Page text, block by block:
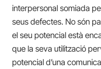
interpersonal somiada
seus defectes. No són
el seu potencial està
que la seva utilització
potencial d’una